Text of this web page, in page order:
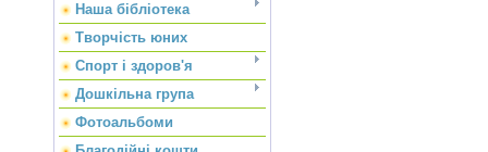
Наша бібліотека
Творчість юних
Спорт і здоров'я
Дошкільна група
Фотоальбоми